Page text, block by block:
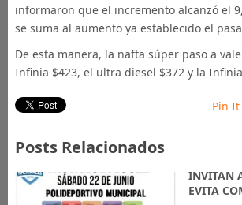
informaron que el incremento alcanzó el
se suma al aumento ya establecido el
De esta manera, la nafta súper paso a
Infinia $423, el ultra diesel $372 y la
Pin It
Posts Relacionados
INVITAN
EVITA